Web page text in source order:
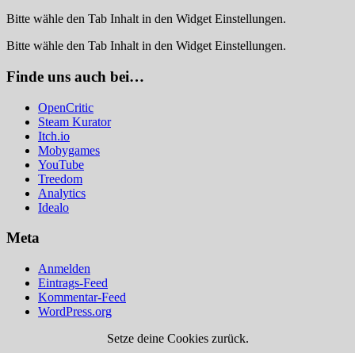
Bitte wähle den Tab Inhalt in den Widget Einstellungen.
Bitte wähle den Tab Inhalt in den Widget Einstellungen.
Finde uns auch bei…
OpenCritic
Steam Kurator
Itch.io
Mobygames
YouTube
Treedom
Analytics
Idealo
Meta
Anmelden
Eintrags-Feed
Kommentar-Feed
WordPress.org
Setze deine Cookies zurück.